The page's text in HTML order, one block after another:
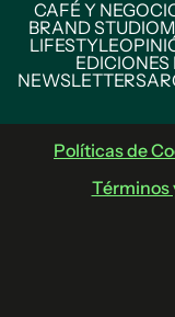
CAFÉ Y
BRAND STUDIO
LIFESTYLE
EDICIONES
NEWSLETTERS
Políticas de
Términos